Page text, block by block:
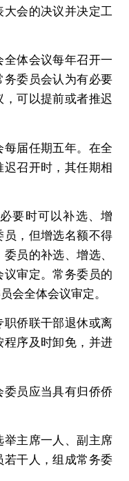
会的决议并决定工
体会议每年召开一
委员会认为有必要
可以提前或者推迟
届任期五年。在全
召开时，其任期相
时可以补选、增
，但增选名额不得
员的补选、增选、
审定。常务委员的
会全体会议审定。
侨联干部退休或离
序及时卸免，并进
员应当具有归侨侨
主席一人、副主席
干人，组成常务委